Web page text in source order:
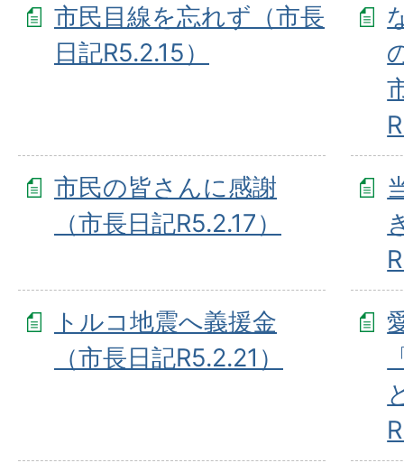
市民目線を忘れず（市長
日記R5.2.15）
市民の皆さんに感謝
（市長日記R5.2.17）
トルコ地震へ義援金
（市長日記R5.2.21）